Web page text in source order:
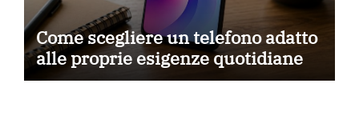
Come scegliere un telefono adatto
alle proprie esigenze quotidiane